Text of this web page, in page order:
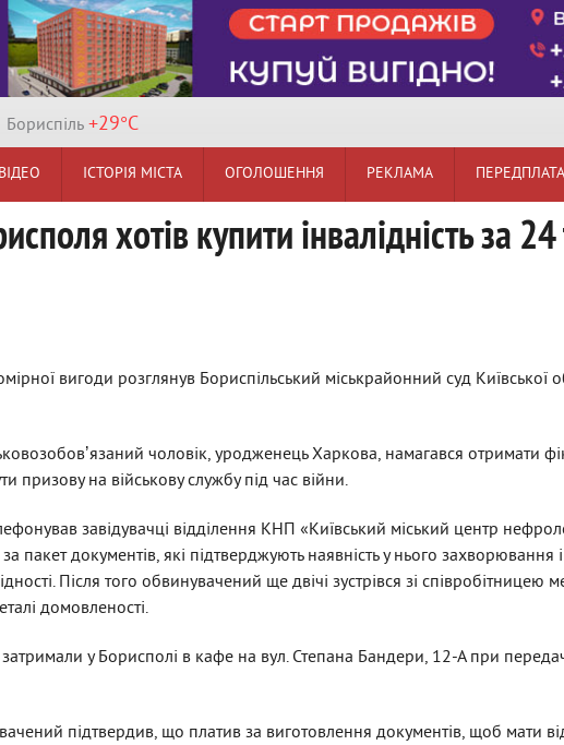
Бориспiль +29°C
ВІДЕО ІСТОРІЯ МІСТА ОГОЛОШЕННЯ РЕКЛАМА ПЕРЕДПЛАТА
хотів купити інвалідність за 24
вигоди розглянув Бориспільський міськрайонний суд Київської
чоловік, уродженець Харкова, намагався отримати
призову на військову службу під час війни.
завідувачці відділення КНП «Київський міський центр
пакет документів, які підтверджують наявність у нього захворювання і
Після того обвинувачений ще двічі зустрівся зі співробітницею
домовленості.
у Борисполі в кафе на вул. Степана Бандери, 12-А при
підтвердив, що платив за виготовлення документів, щоб мати